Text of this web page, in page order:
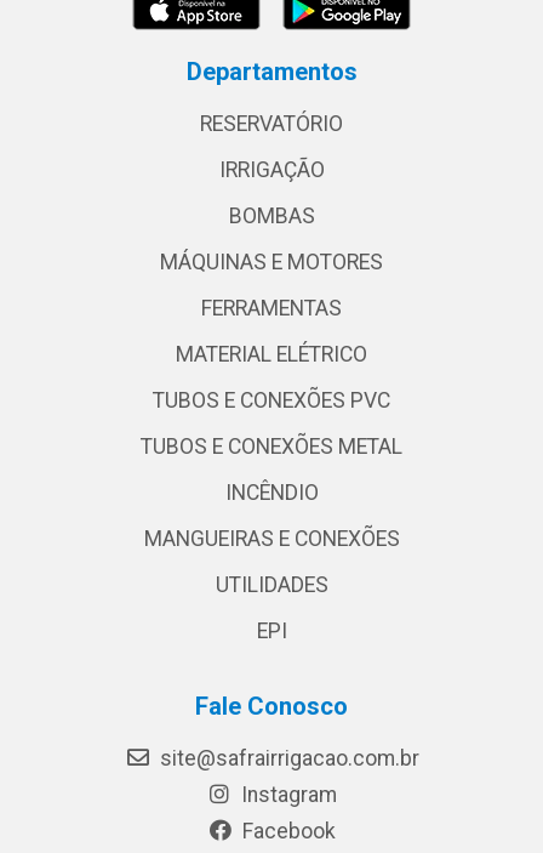
Departamentos
RESERVATÓRIO
IRRIGAÇÃO
BOMBAS
MÁQUINAS E MOTORES
FERRAMENTAS
MATERIAL ELÉTRICO
TUBOS E CONEXÕES PVC
TUBOS E CONEXÕES METAL
INCÊNDIO
MANGUEIRAS E CONEXÕES
UTILIDADES
EPI
Fale Conosco
site@safrairrigacao.com.br
Instagram
Facebook